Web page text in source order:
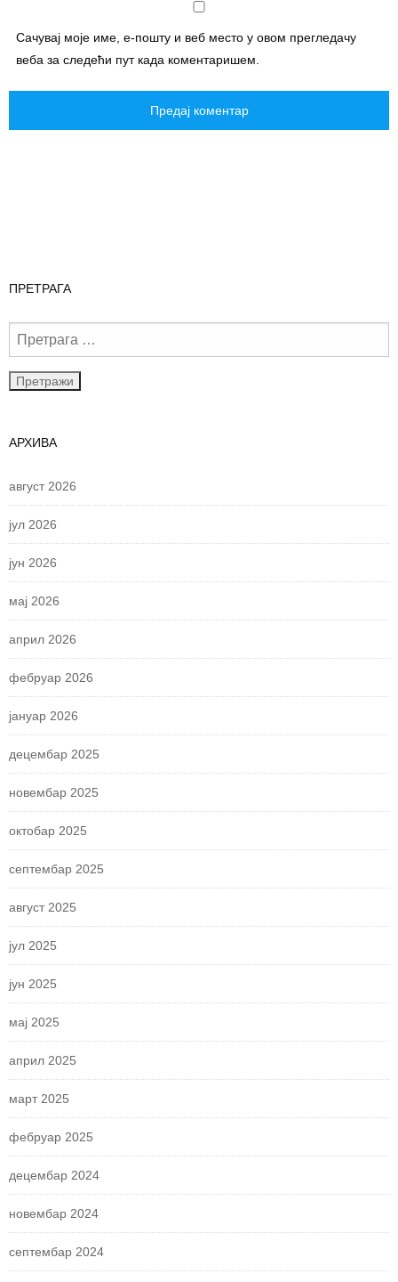
Сачувај моје име, е-пошту и веб место у овом прегледачу
веба за следећи пут када коментаришем.
ПРЕТРАГА
АРХИВА
август 2026
јул 2026
јун 2026
мај 2026
април 2026
фебруар 2026
јануар 2026
децембар 2025
новембар 2025
октобар 2025
септембар 2025
август 2025
јул 2025
јун 2025
мај 2025
април 2025
март 2025
фебруар 2025
децембар 2024
новембар 2024
септембар 2024